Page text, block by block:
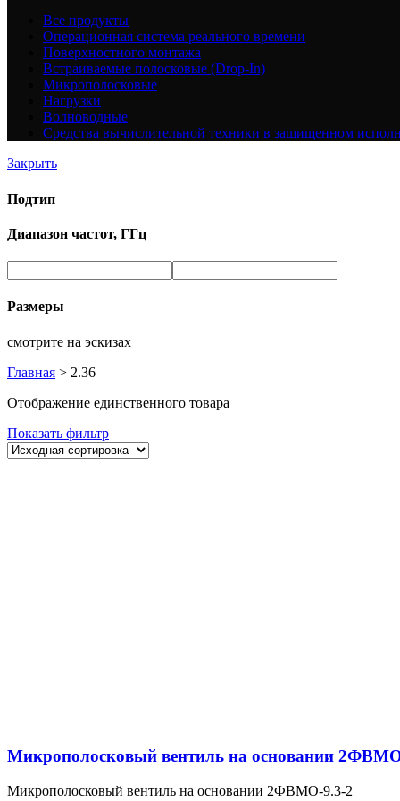
Все продукты
Операционная система реального времени
Поверхностного монтажа
Встраиваемые полосковые (Drop-In)
Микрополосковые
Нагрузки
Волноводные
Средства вычислительной техники в защищенном
Закрыть
Подтип
Диапазон частот, ГГц
Размеры
смотрите на эскизах
Главная > 2.36
Отображение единственного товара
Показать фильтр
Микрополосковый вентиль на основании
Микрополосковый вентиль на основании 2ФВМO-9.3-2